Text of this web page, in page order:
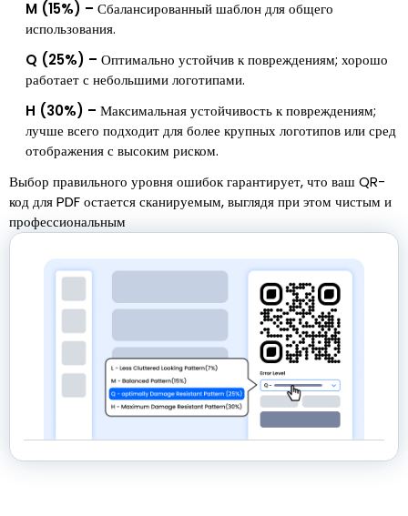
M (15%) – Сбалансированный шаблон для общего
использования.
Q (25%) – Оптимально устойчив к повреждениям; хорошо
работает с небольшими логотипами.
H (30%) – Максимальная устойчивость к повреждениям;
лучше всего подходит для более крупных логотипов или сред
отображения с высоким риском.
Выбор правильного уровня ошибок гарантирует, что ваш QR-
код для PDF остается сканируемым, выглядя при этом чистым и
профессиональным